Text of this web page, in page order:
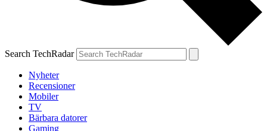
Search TechRadar
Nyheter
Recensioner
Mobiler
TV
Bärbara datorer
Gaming